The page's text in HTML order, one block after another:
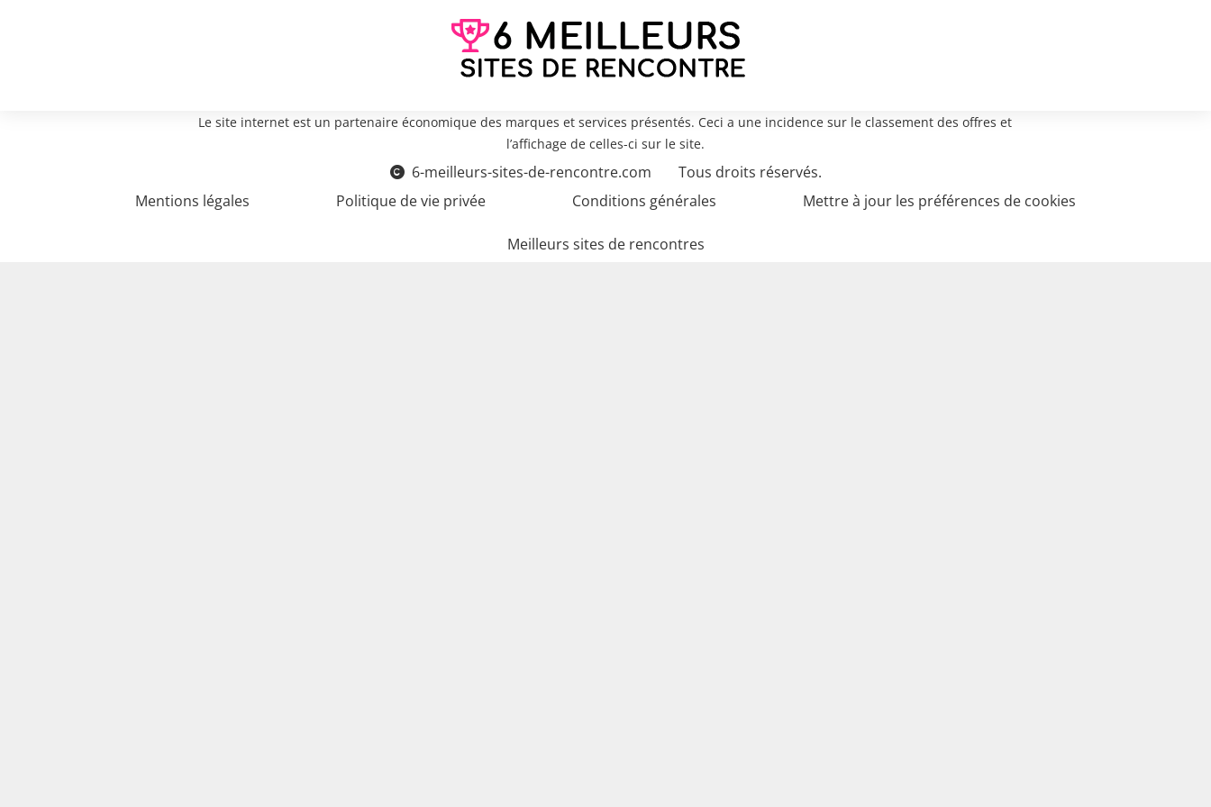
Le site internet est un partenaire économique des marques et services présentés. Ceci a une incidence sur le classement des offres et
l’affichage de celles-ci sur le site.
6-meilleurs-sites-de-rencontre.com
Tous droits réservés.
Mentions légales
Politique de vie privée Conditions générales Mettre à jour les préférences de cookies
Meilleurs sites de rencontres